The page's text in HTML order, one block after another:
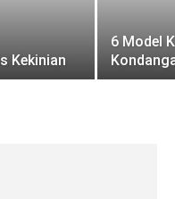
Kekinian
6 Model